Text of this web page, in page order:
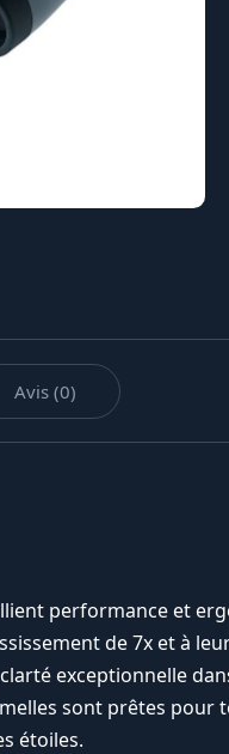
Avis (0)
performance et
de 7x et à
exceptionnelle
sont prêtes pour
étoiles.